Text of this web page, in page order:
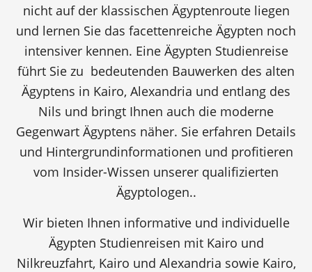
nicht auf der klassischen Ägyptenroute liegen
und lernen Sie das facettenreiche Ägypten noch
intensiver kennen. Eine Ägypten Studienreise
führt Sie zu bedeutenden Bauwerken des alten
Ägyptens in Kairo, Alexandria und entlang des
Nils und bringt Ihnen auch die moderne
Gegenwart Ägyptens näher. Sie erfahren Details
und Hintergrundinformationen und profitieren
vom Insider-Wissen unserer qualifizierten
Ägyptologen..
Wir bieten Ihnen informative und individuelle
Ägypten Studienreisen mit Kairo und
Nilkreuzfahrt, Kairo und Alexandria sowie Kairo,